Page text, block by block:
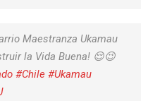
Maestranza Ukamau
la Vida Buena! 😌😉
#Chile #Ukamau